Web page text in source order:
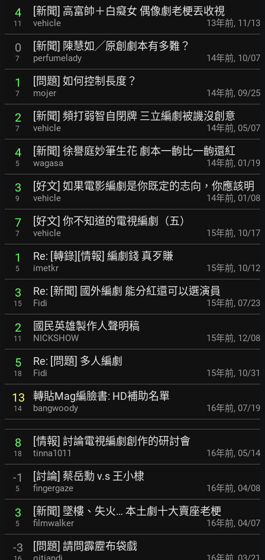
4
11
[新聞] 高富帥＋白癡女 偶像劇老梗丟收視
vehicle 13年前, 11/13
0
7
[新聞] 陳慧如╱原創劇本有多難？
perfumelady 14年前, 10/07
1
7
[問題] 如何控制長度？
mojer 14年前, 09/25
2
7
[新聞] 頻打弱智自閉牌 三立編劇被譏沒創意
vehicle 14年前, 05/07
4
5
[新聞] 徐譽庭妙筆生花 劇本一齣比一齣還紅
wagasa 14年前, 01/19
3
9
[好文] 如果電影編劇是你既定的志向，你應該明
vehicle 14年前, 01/08
7
7
[好文] 你不知道的電視編劇（五）
vehicle 15年前, 10/17
1
5
Re: [轉錄][情報] 編劇錢 真歹賺
imetkr 15年前, 10/12
3
15
Re: [新聞] 國外編劇 能分紅還可以選演員
Fidi 15年前, 07/23
2
11
國民英雄製作人聲明稿
NICKSHOW 15年前, 12/08
5
18
Re: [問題] 多人編劇
Fidi 15年前, 10/31
13
14
轉貼Mag編臉書: HD補助名單
bangwoody 16年前, 07/19
8
18
[情報] 討論電視編劇創作的研討會
tinna1011 16年前, 05/14
-1
5
[討論] 蔡岳勳 v.s 王小棣
fingergaze 16年前, 04/08
3
5
[新聞] 墜樓、失火… 本土劇十大賣座老梗
filmwalker 16年前, 04/07
-3 [問題] 請問霹靂布袋戲